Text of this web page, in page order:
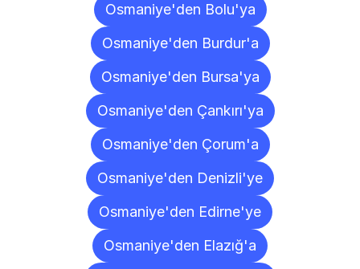
Osmaniye'den Bolu'ya
Osmaniye'den Burdur'a
Osmaniye'den Bursa'ya
Osmaniye'den Çankırı'ya
Osmaniye'den Çorum'a
Osmaniye'den Denizli'ye
Osmaniye'den Edirne'ye
Osmaniye'den Elazığ'a